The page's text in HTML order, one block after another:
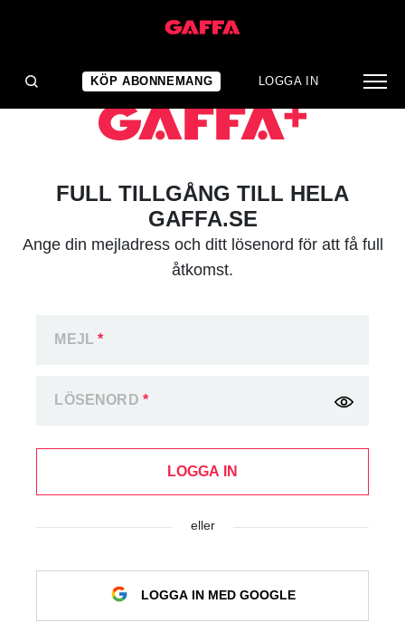
KÖP ABONNEMANG LOGGA IN
FULL TILLGÅNG TILL HELA
GAFFA.SE
Ange din mejladress och ditt lösenord för att få full
åtkomst.
MEJL*
LÖSENORD *
LOGGA IN
eller
LOGGA IN MED GOOGLE